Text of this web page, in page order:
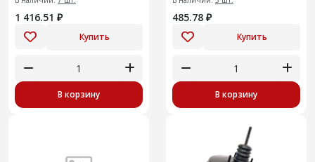
1 416.51 ₽
Купить
В корзину
485.78 ₽
Купить
В корзину